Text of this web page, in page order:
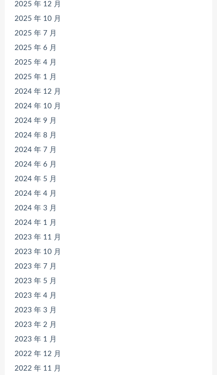
2025 年 12 月
2025 年 10 月
2025 年 7 月
2025 年 6 月
2025 年 4 月
2025 年 1 月
2024 年 12 月
2024 年 10 月
2024 年 9 月
2024 年 8 月
2024 年 7 月
2024 年 6 月
2024 年 5 月
2024 年 4 月
2024 年 3 月
2024 年 1 月
2023 年 11 月
2023 年 10 月
2023 年 7 月
2023 年 5 月
2023 年 4 月
2023 年 3 月
2023 年 2 月
2023 年 1 月
2022 年 12 月
2022 年 11 月